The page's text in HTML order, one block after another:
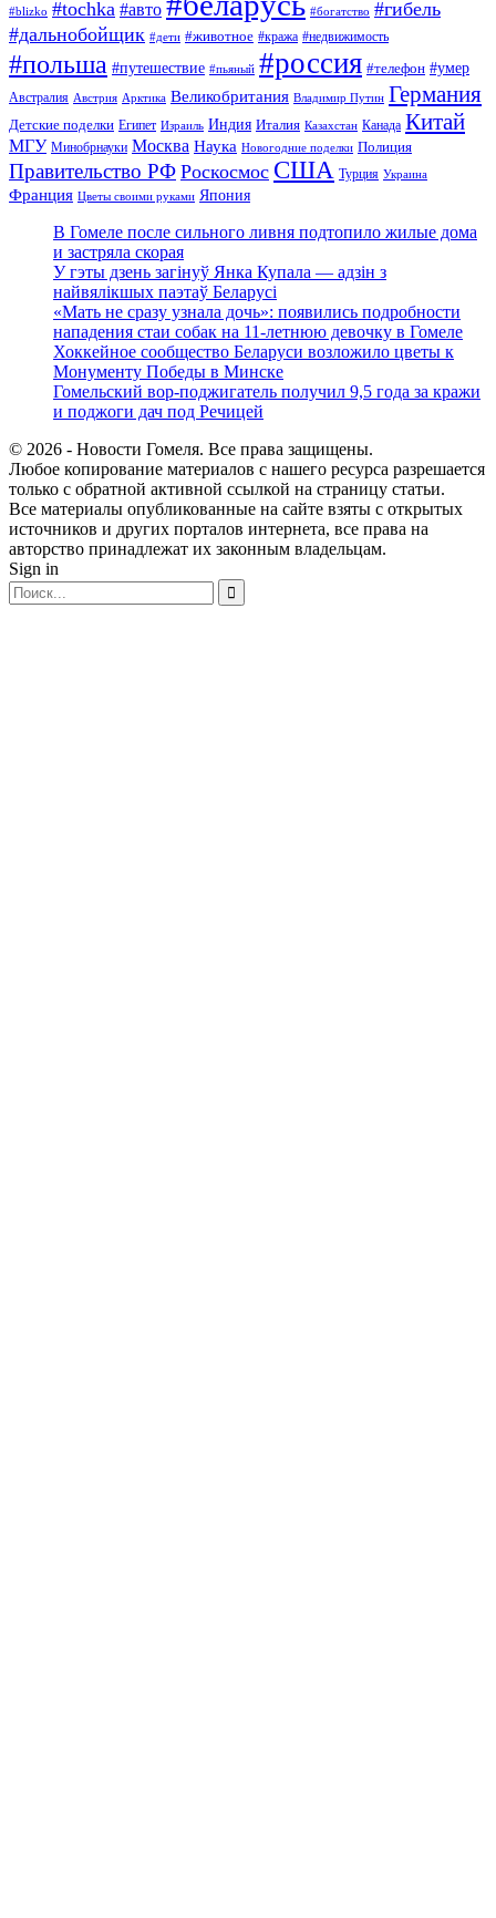
#blizko #tochka #авто #богатство #гибель
#дальнобойщик #дети #животное #кража #недвижимость
#польша #путешествие #пьяный #россия #телефон #умер
Австралия Австрия Арктика Великобритания Владимир Путин Германия
Детские поделки Египет Израиль Индия Италия Казахстан Канада Китай
МГУ Минобрнауки Москва Наука Новогодние поделки Полиция
Правительство РФ Роскосмос США Турция Украина
Франция Цветы своими руками Япония
В Гомеле после сильного ливня подтопило жилые дома
и застряла скорая
У гэты дзень загінуў Янка Купала — адзін з
найвялікшых паэтаў Беларусі
«Мать не сразу узнала дочь»: появились подробности
нападения стаи собак на 11-летнюю девочку в Гомеле
Хоккейное сообщество Беларуси возложило цветы к
Монументу Победы в Минске
Гомельский вор-поджигатель получил 9,5 года за кражи
и поджоги дач под Речицей
© 2026 - Новости Гомеля. Все права защищены.
Любое копирование материалов с нашего ресурса разрешается
только с обратной активной ссылкой на страницу статьи.
Все материалы опубликованные на сайте взяты с открытых
источников и других порталов интернета, все права на
авторство принадлежат их законным владельцам.
Sign in